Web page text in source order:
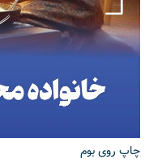
چاپ روی بوم